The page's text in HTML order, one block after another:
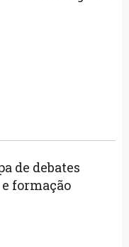
de debates
formação